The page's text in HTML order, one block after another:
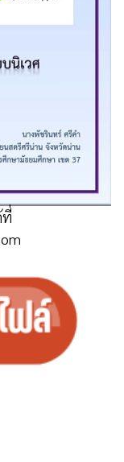
ที่